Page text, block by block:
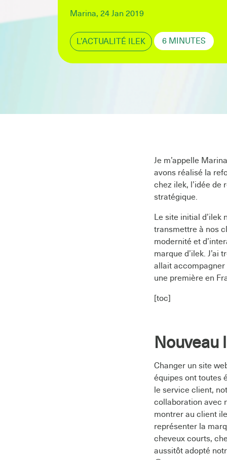
Marina, 24 Jan 2019
L’ACTUALITÉ ILEK 6 MINUTES
Je m’appelle
avons réalisé la
chez ilek, l’idée de
stratégique.
Le site initial d’ilek
transmettre à nos
modernité et
marque d’ilek.
allait accompagner
une première en
[toc]
Nouveau
Changer un site
équipes ont toutes
le service client,
collaboration avec
montrer au client
représenter la
cheveux courts,
aussitôt adopté